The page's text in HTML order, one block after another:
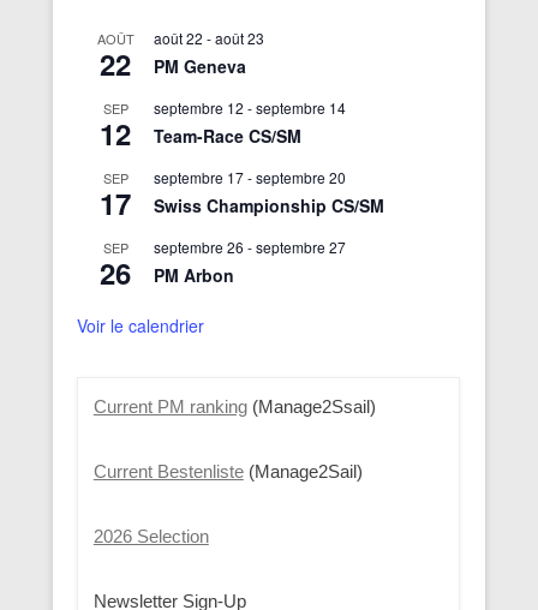
AOÛT
22
août 22 -août 23
PM Geneva
SEP
12
septembre 12 -septembre 14
Team-Race CS/SM
SEP
17
septembre 17-septembre 20
Swiss Championship CS/SM
SEP
26
septembre 26 -septembre 27
PM Arbon
Voir le calendrier
Current PM ranking(Manage2Ssail)
Current Bestenliste(Manage2Sail)
2026 Selection
Newsletter Sign-Up